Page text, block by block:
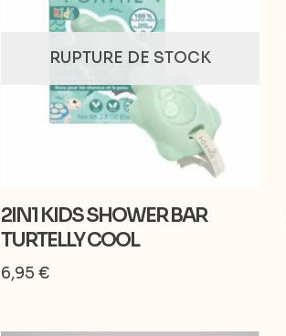
RUPTURE DE STOCK
2IN1 KIDS SHOWER BAR
TURTELLY COOL
6,95 €